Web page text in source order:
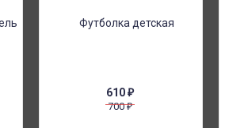
610₽
700₽